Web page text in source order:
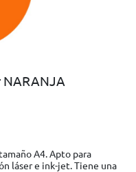
A4. Apto para
láser e ink-jet. Tiene una